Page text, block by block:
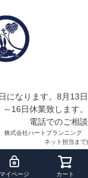
になります。8月13日
～16日休業致します。
電話でのご相談
株式会社ハートプランニング
ネット担当まで)
マイページ カート